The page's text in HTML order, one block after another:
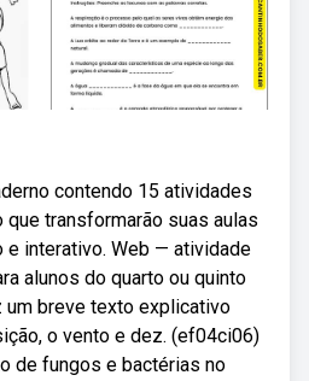
contendo 15 atividades
que transformarão suas aulas
e interativo. Web — atividade
alunos do quarto ou quinto
um breve texto explicativo
o vento e dez. (ef04ci06)
de fungos e bactérias no